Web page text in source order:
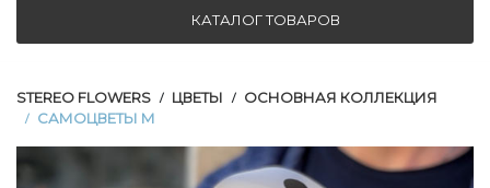
КАТАЛОГ ТОВАРОВ
STEREO FLOWERS / ЦВЕТЫ / ОСНОВНАЯ КОЛЛЕКЦИЯ
/ САМОЦВЕТЫ M